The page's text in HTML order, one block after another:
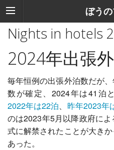
ぼう
Nights in hotels
2024年出張
毎年恒例の出張外泊数だが
数が確定、2024年は41泊
2022年は22泊、 昨年2023年
のは2023年5月以降政府に
式に解禁されたことが大き
あった。